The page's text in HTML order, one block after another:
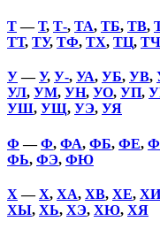
Т—Т, Т-, ТА, ТБ, ТВ,
ТТ, ТУ, ТФ, ТХ, ТЦ, ТЧ
У—У, У-, УА, УБ, УВ,
УЛ, УМ, УН, УО, УП,
УШ, УЩ, УЭ, УЯ
Ф —Ф, ФА, ФБ, ФЕ,
ФЬ, ФЭ, ФЮ
Х —Х, ХА, ХВ, ХЕ, ХИ
ХЫ, ХЬ, ХЭ, ХЮ, ХЯ